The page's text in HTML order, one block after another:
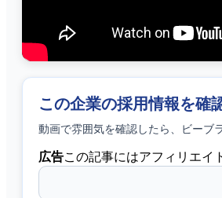
この企業の採用情報を確
動画で雰囲気を確認したら、 ビーブ
広告この記事にはアフィリエイ